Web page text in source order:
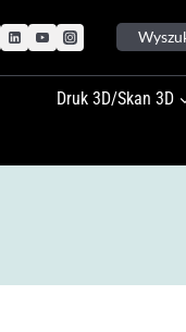
Druk 3D/Skan 3D